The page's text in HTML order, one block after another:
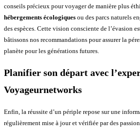
conseils précieux pour voyager de manière plus
hébergements écologiques ou des parcs naturels
des espèces. Cette vision consciente de l’évasion
bâtissons nos recommandations pour assurer la
planète pour les générations futures.
Planifier son départ avec
Voyageurnetworks
Enfin, la réussite d’un périple repose sur une
régulièrement mise à jour et vérifiée par des